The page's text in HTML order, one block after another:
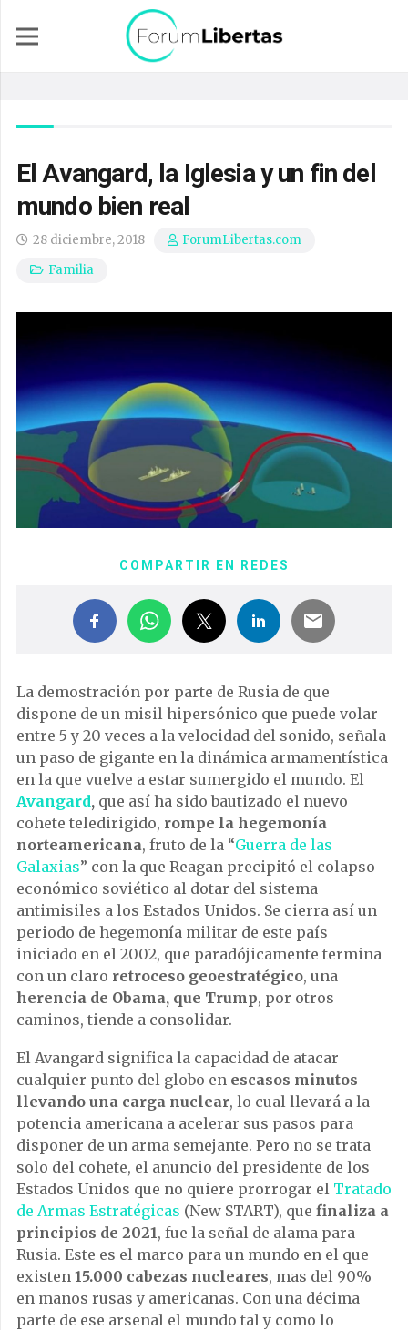
El Avangard, la Iglesia y un fin del
mundo bien real
28 diciembre, 2018
ForumLibertas.com
Familia
COMPARTIR EN REDES
La demostración por parte de Rusia de que
dispone de un misil hipersónico que puede volar
entre 5 y 20 veces a la velocidad del sonido, señala
un paso de gigante en la dinámica armamentística
en la que vuelve a estar sumergido el mundo. El
Avangard, que así ha sido bautizado el nuevo
cohete teledirigido, rompe la hegemonía
norteamericana, fruto de la “Guerra de las
Galaxias” con la que Reagan precipitó el colapso
económico soviético al dotar del sistema
antimisiles a los Estados Unidos. Se cierra así un
periodo de hegemonía militar de este país
iniciado en el 2002, que paradójicamente termina
con un claro retroceso geoestratégico, una
herencia de Obama, que Trump, por otros
caminos, tiende a consolidar.
El Avangard significa la capacidad de atacar
cualquier punto del globo en escasos minutos
llevando una carga nuclear, lo cual llevará a la
potencia americana a acelerar sus pasos para
disponer de un arma semejante. Pero no se trata
solo del cohete, el anuncio del presidente de los
Estados Unidos que no quiere prorrogar el Tratado
de Armas Estratégicas (New START), que finaliza a
principios de 2021, fue la señal de alama para
Rusia. Este es el marco para un mundo en el que
existen 15.000 cabezas nucleares, mas del 90%
en manos rusas y americanas. Con una décima
parte de ese arsenal el mundo tal y como lo